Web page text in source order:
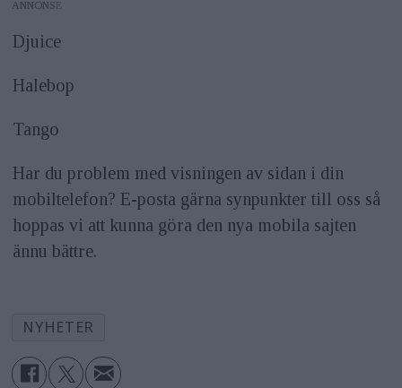
ANNONS
Djuice
Halebop
Tango
Har du problem med visningen av sidan i din
mobiltelefon? E-posta gärna synpunkter till oss så
hoppas vi att kunna göra den nya mobila sajten
ännu bättre.
NYHETER